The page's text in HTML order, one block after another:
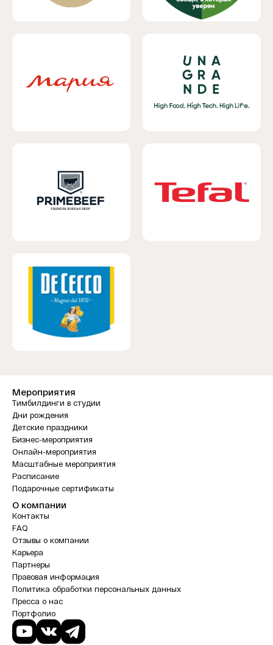
Мероприятия
Тимбилдинги в студии
Дни рождения
Детские праздники
Бизнес-мероприятия
Онлайн-мероприятия
Масштабные мероприятия
Расписание
Подарочные сертификаты
О компании
Контакты
FAQ
Отзывы о компании
Карьера
Партнеры
Правовая информация
Политика обработки персональных данных
Пресса о нас
Портфолио